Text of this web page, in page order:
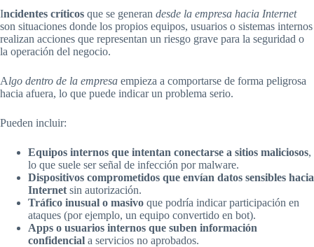
Incidentes críticos que se generan desde la empresa hacia Internet
son situaciones donde los propios equipos, usuarios o sistemas internos
realizan acciones que representan un riesgo grave para la seguridad o
la operación del negocio.
Algo dentro de la empresa empieza a comportarse de forma peligrosa
hacia afuera, lo que puede indicar un problema serio.
Pueden incluir:
Equipos internos que intentan conectarse a sitios maliciosos,
lo que suele ser señal de infección por malware.
Dispositivos comprometidos que envían datos sensibles hacia
Internet sin autorización.
Tráfico inusual o masivo que podría indicar participación en
ataques (por ejemplo, un equipo convertido en bot).
Apps o usuarios internos que suben información
confidencial a servicios no aprobados.